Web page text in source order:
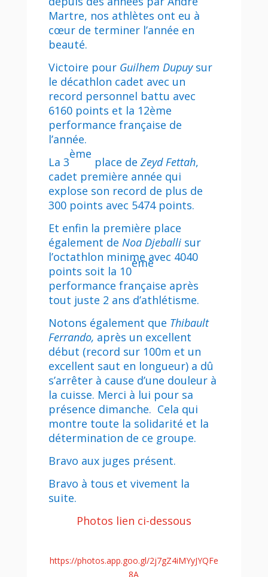
Martre, nos athlètes ont eu à
cœur de terminer l’année en
beauté.
Victoire pour Guilhem Dupuysur
le décathlon cadet avec un
record personnel battu avec
6160 points et la 12ème
performance française de
l’année.
La 3
ème
place de Zeyd Fettah,
cadet première année qui
explose son record de plus de
300 points avec 5474 points.
Et enfin la première place
également de Noa Djeballisur
l’octathlon minime avec 4040
points soit la 10
ème
performance française après
tout juste 2 ans d’athlétisme.
Notons également que Thibault
Ferrando, après un excellent
début (record sur 100m et un
excellent saut en longueur) a dû
s’arrêter à cause d’une douleur à
la cuisse. Merci à lui pour sa
présence dimanche. Cela qui
montre toute la solidarité et la
détermination de ce groupe.
Bravo aux juges présent.
Bravo à tous et vivement la
suite.
Photos lien ci-dessous
https://photos.app.goo.gl/2j7gZ4iMYyJYQFe
8A